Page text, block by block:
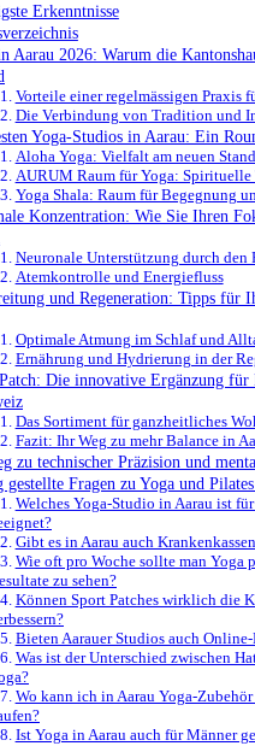
Erkenntnisse
Aarau 2026: Warum die
Vorteile einer regelmässigen Praxis
Die Verbindung von Tradition und
Yoga-Studios in Aarau: Ein
Aloha Yoga: Vielfalt am neuen
AURUM Raum für Yoga:
Yoga Shala: Raum für Begegnung
Konzentration: Wie Sie Ihren
Neuronale Unterstützung durch den
Atemkontrolle und Energiefluss
und Regeneration: Tipps für
Optimale Atmung im Schlaf und
Ernährung und Hydrierung in der
Die innovative Ergänzung für
Das Sortiment für ganzheitliches
Fazit: Ihr Weg zu mehr Balance in
zu technischer Präzision und
gestellte Fragen zu Yoga und
Welches Yoga-Studio in Aarau ist
Gibt es in Aarau auch
Wie oft pro Woche sollte man Yoga
zu sehen?
Können Sport Patches wirklich die
Bieten Aarauer Studios auch
Was ist der Unterschied zwischen
Wo kann ich in Aarau Yoga-
Ist Yoga in Aarau auch für Männer